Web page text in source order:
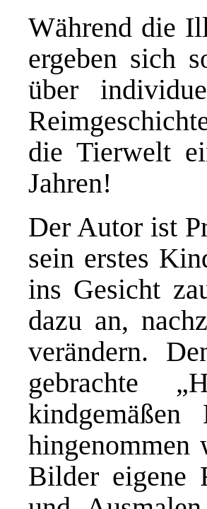
Während die
ergeben sich
über
die Tierwelt
Jahren!
Der Autor ist
sein erstes
ins Gesicht
dazu an,
verändern.
gebrachte
hingenommen
Bilder eigene